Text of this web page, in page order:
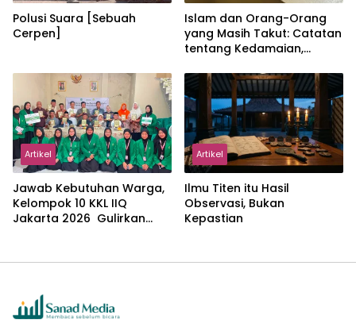
Polusi Suara [Sebuah
Cerpen]
Islam dan Orang-Orang
yang Masih Takut: Catatan
tentang Kedamaian,
dalam Pemikiran Masykuri
Abdillah
Artikel
Jawab Kebutuhan Warga,
Kelompok 10 KKL IIQ
Jakarta 2026 Gulirkan
Artikel
Ilmu Titen itu Hasil
Observasi, Bukan
Kepastian